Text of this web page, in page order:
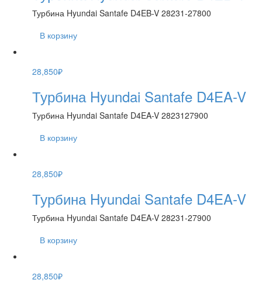
Турбина Hyundai Santafe D4EB-V 28231-27800
В корзину
28,850₽
Турбина Hyundai Santafe D4EA-V
Турбина Hyundai Santafe D4EA-V 2823127900
В корзину
28,850₽
Турбина Hyundai Santafe D4EA-V
Турбина Hyundai Santafe D4EA-V 28231-27900
В корзину
28,850₽